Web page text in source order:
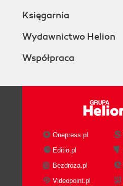
Księgarnia
Wydawnictwo Helion
Współpraca
Onepress.pl
Editio.pl
Bezdroza.pl
Videopoint.pl